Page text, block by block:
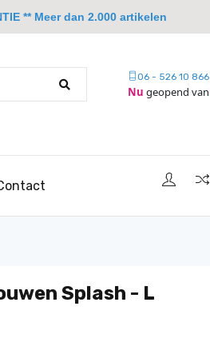
06 - 526 10 866
Nu geopend van
Splash - L
** Meer dan 2.000 artikelen